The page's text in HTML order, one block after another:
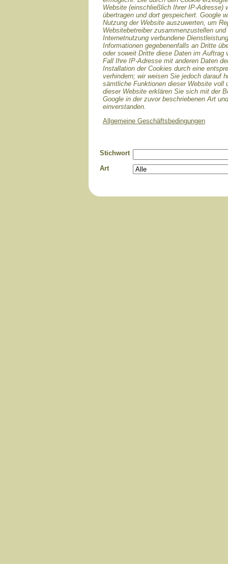
Website (einschließlich Ihrer IP-Adresse)
übertragen und dort gespeichert. Google
Nutzung der Website auszuwerten, um
Websitebetreiber zusammenzustellen
Internetnutzung verbundene
Informationen gegebenenfalls an Dritte
oder soweit Dritte diese Daten im Auftrag
Fall Ihre IP-Adresse mit anderen Daten
Installation der Cookies durch eine
verhindern; wir weisen Sie jedoch darauf
sämtliche Funktionen dieser Website voll
dieser Website erklären Sie sich mit der
Google in der zuvor beschriebenen Art
einverstanden.
Allgemeine Geschäftsbedingungen
Stichwort
Art